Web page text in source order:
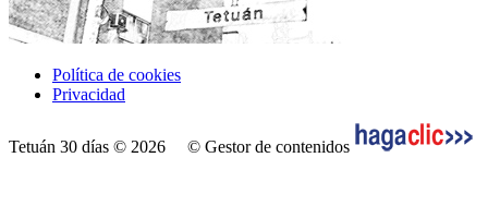
Política de cookies
Privacidad
Tetuán 30 días © 2026 © Gestor de contenidos